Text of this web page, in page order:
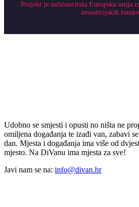
Projekt je sufinancirala Europska unija
investicijskih
Udobno se smjesti i opusti no ništa ne
omiljena događanja te izađi van, zabavi
dan. Mjesta i događanja ima više od
mjesto. Na DiVanu ima mjesta za sve!
Javi nam se na: info@divan.hr